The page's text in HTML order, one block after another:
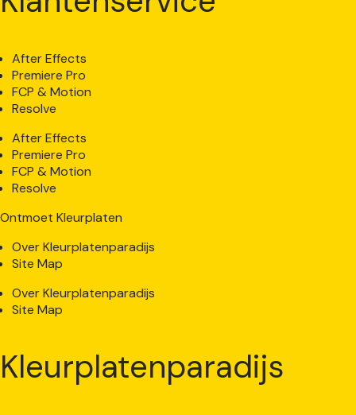
After Effects
Premiere Pro
FCP & Motion
Resolve
After Effects
Premiere Pro
FCP & Motion
Resolve
Ontmoet Kleurplaten
Over Kleurplatenparadijs
Site Map
Over Kleurplatenparadijs
Site Map
Kleurplatenparadijs